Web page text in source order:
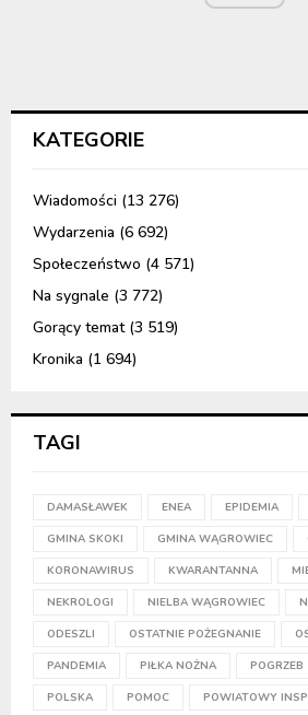
KATEGORIE
Wiadomości (13 276)
Wydarzenia (6 692)
Społeczeństwo (4 571)
Na sygnale (3 772)
Gorący temat(3 519)
Kronika (1 694)
TAGI
DAMASŁAWEK ENEA EPIDEMIA
GMINA SKOKI GMINA WĄGROWIEC
KORONAWIRUS KWARANTANNA
NEKROLOGI NIELBA WĄGROWIEC
ODESZLI OSTATNIE POŻEGNANIE
PANDEMIA PIŁKA NOŻNA POGRZEB
POLSKA POMOC POWIATOWY